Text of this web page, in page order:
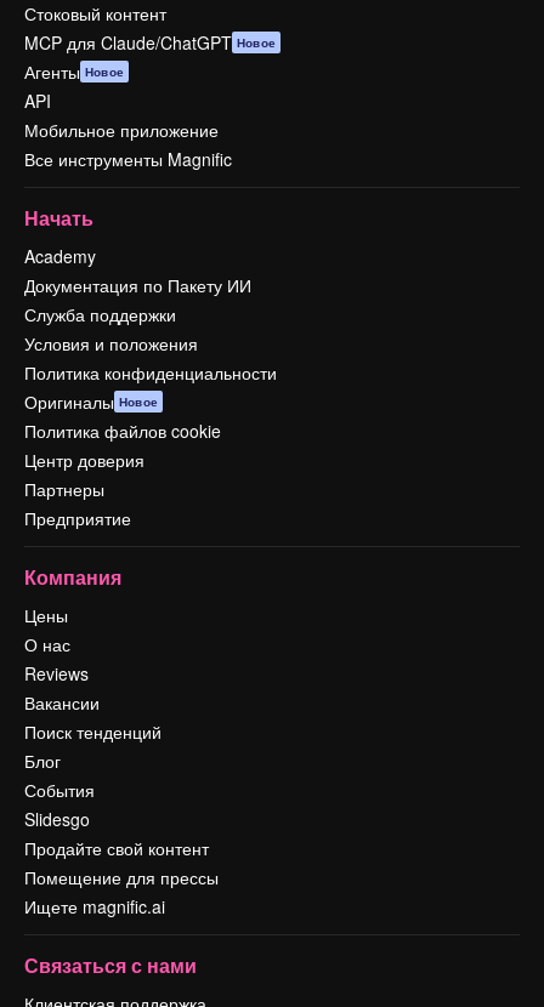
Стоковый контент
MCP для Claude/ChatGPT Новое
Агенты Новое
API
Мобильное приложение
Все инструменты Magnific
Начать
Academy
Документация по Пакету ИИ
Служба поддержки
Условия и положения
Политика конфиденциальности
Оригиналы Новое
Политика файлов cookie
Центр доверия
Партнеры
Предприятие
Компания
Цены
О нас
Reviews
Вакансии
Поиск тенденций
Блог
События
Slidesgo
Продайте свой контент
Помещение для прессы
Ищете magnific.ai
Связаться с нами